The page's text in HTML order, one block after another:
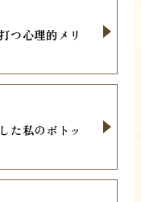
つ心理的メリ
た私のボトッ